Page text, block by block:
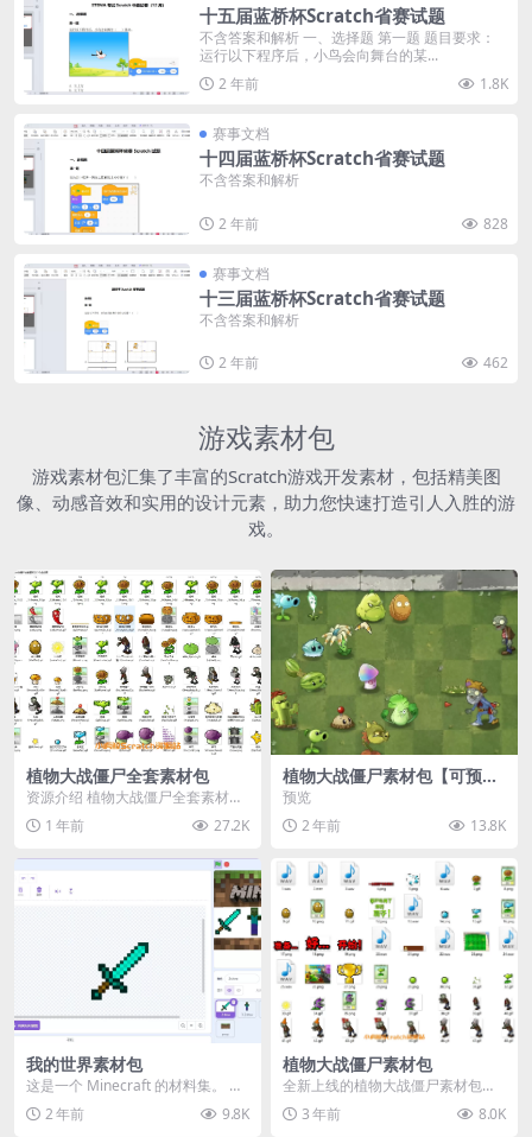
十五届蓝桥杯Scratch省赛试题
不含答案和解析 一、选择题 第一题 题目要求：
运行以下程序后，小鸟会向舞台的某...
2 年前
1.8K
赛事文档
十四届蓝桥杯Scratch省赛试题
不含答案和解析
2 年前 828
赛事文档
十三届蓝桥杯Scratch省赛试题
不含答案和解析
2 年前 462
游戏素材包
游戏素材包汇集了丰富的Scratch游戏开发素材，包括精美图
像、动感音效和实用的设计元素，助力您快速打造引人入胜的游
戏。
植物大战僵尸全套素材包
资源介绍 植物大战僵尸全套素材
包，包含227个丰富多样的素材，
涵盖角色、背景、动...
1 年前 27.2K
植物大战僵尸素材包【可预
览】
预览
2 年前
13.8K
我的世界素材包
这是一个 Minecraft 的材料集。 操
作方法如下： 工具 → 右箭头 怪物...
2 年前 9.8K
植物大战僵尸素材包
全新上线的植物大战僵尸素材包，
内含48个精选资源，涵盖角色、场
景、音效等多样内容...
3 年前 8.0K